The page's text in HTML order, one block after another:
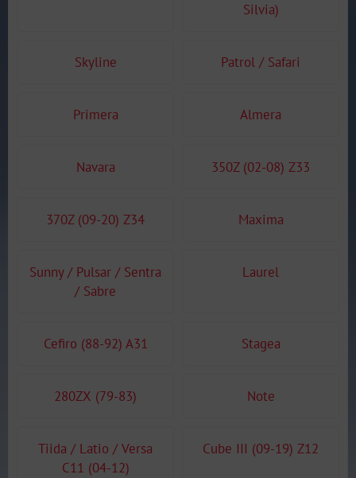
Silvia)
Skyline Patrol / Safari
Primera Almera
Navara 350Z (02-08) Z33
370Z (09-20) Z34 Maxima
Sunny / Pulsar / Sentra
/ Sabre
Laurel
Cefiro (88-92) A31 Stagea
280ZX (79-83) Note
Tiida / Latio / Versa
C11 (04-12)
Cube III (09-19) Z12